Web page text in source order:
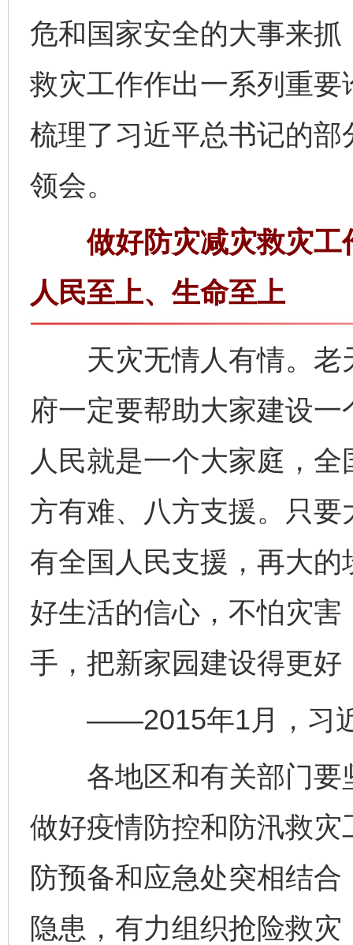
危和国家安全的大事来
救灾工作作出一系列重
梳理了习近平总书记的
领会。
做好防灾减灾救灾工
人民至上、生命至上
天灾无情人有情。老
府一定要帮助大家建设
人民就是一个大家庭，
方有难、八方支援。只
有全国人民支援，再大
好生活的信心，不怕灾
手，把新家园建设得更好
——2015年1月，习近
各地区和有关部门要
做好疫情防控和防汛救
防预备和应急处突相结
隐患，有力组织抢险救